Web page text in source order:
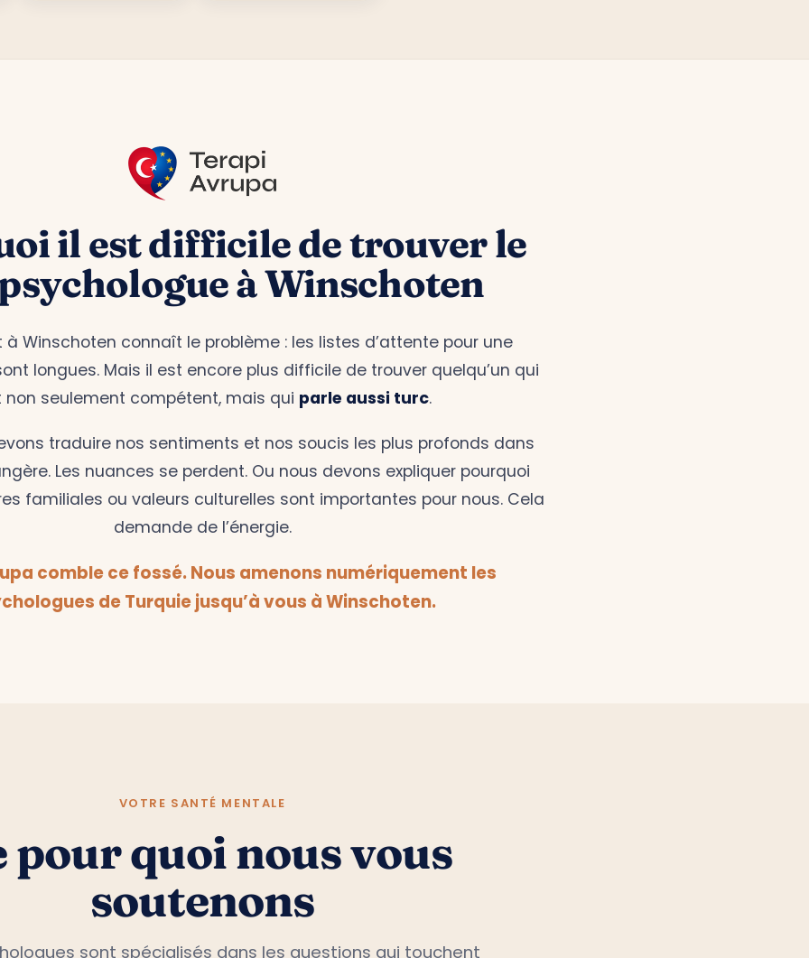
il est difficile de trouver le
à Winschoten
Winschoten connaît le problème : les listes d’attente pour une
longues. Mais il est encore plus difficile de trouver quelqu’un qui
non seulement compétent, mais qui parle aussi turc
traduire nos sentiments et nos soucis les plus profonds dans
Les nuances se perdent. Ou nous devons expliquer pourquoi
familiales ou valeurs culturelles sont importantes pour nous. Cela
demande de l’énergie.
comble ce fossé. Nous amenons numériquement les
de Turquie jusqu’à vous à Winschoten.
VOTRE SANTÉ MENTALE
pour quoi nous vous
soutenons
sont spécialisés dans les questions qui touchent